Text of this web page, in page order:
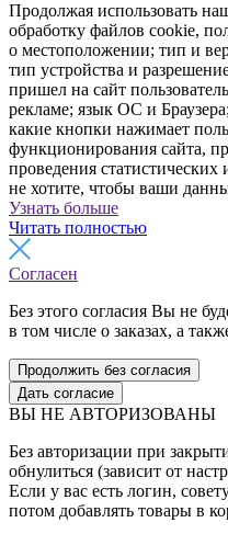
Продолжая использовать
обработку файлов cookie,
о местоположении; тип и
тип устройства и
пришел на сайт
рекламе; язык ОС и
какие кнопки нажимает
функционирования сайта,
проведения
не хотите, чтобы ваши
Узнать больше
Читать полностью
Согласен
Без этого согласия Вы не
в том числе о заказах, а
Продолжить без согласия
Дать согласие
ВЫ НЕ АВТОРИЗОВАНЫ
Без авторизации при
обнулиться (зависит от
Если у вас есть логин,
потом добавлять товары в